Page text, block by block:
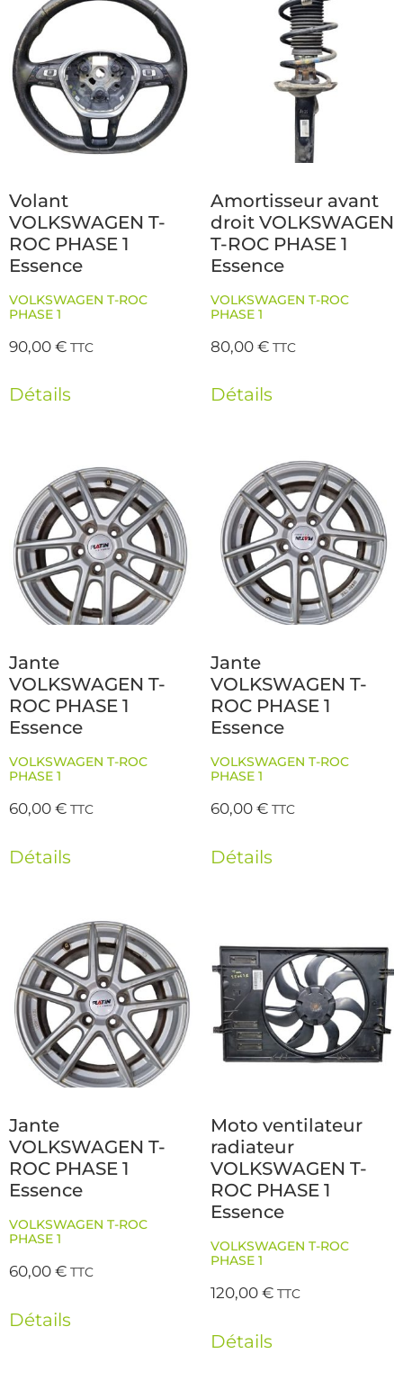
Volant
VOLKSWAGEN T-
ROC PHASE 1
Essence
VOLKSWAGEN T-ROC
PHASE 1
90,00€ TTC
Détails
Amortisseur avant
droit VOLKSWAGEN
T-ROC PHASE 1
Essence
VOLKSWAGEN T-ROC
PHASE 1
80,00€ TTC
Détails
Jante
VOLKSWAGEN T-
ROC PHASE 1
Essence
VOLKSWAGEN T-ROC
PHASE 1
60,00€ TTC
Détails
Jante
VOLKSWAGEN T-
ROC PHASE 1
Essence
VOLKSWAGEN T-ROC
PHASE 1
60,00€ TTC
Détails
Jante
VOLKSWAGEN T-
ROC PHASE 1
Essence
VOLKSWAGEN T-ROC
PHASE 1
60,00€ TTC
Détails
Moto ventilateur
radiateur
VOLKSWAGEN T-
ROC PHASE 1
Essence
VOLKSWAGEN T-ROC
PHASE 1
120,00€ TTC
Détails